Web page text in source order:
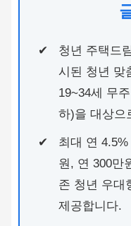
청년 주택드
시된 청년 맞
19~34세 무
하)을 대상으
최대 연
원, 연 300만
존 청년 우대
제공합니다.